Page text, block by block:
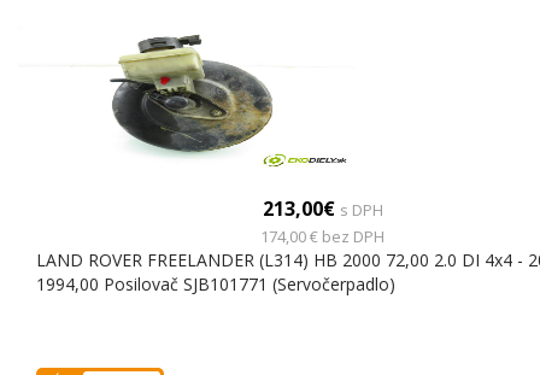
213,00€ s DPH
174,00 € bez DPH
LAND ROVER FREELANDER (L314) HB 2000 72,00 2.0 DI 4x4 -
1994,00 Posilovač SJB101771 (Servočerpadlo)